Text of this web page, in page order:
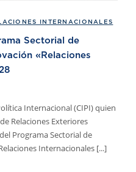
INTERNACIONALES
Sectorial de
«Relaciones
Internacional (CIPI) quien
Relaciones Exteriores
Programa Sectorial de
Internacionales [...]